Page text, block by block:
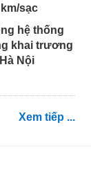
sạc
hệ thống
khai trương
Nội
Xem tiếp ...